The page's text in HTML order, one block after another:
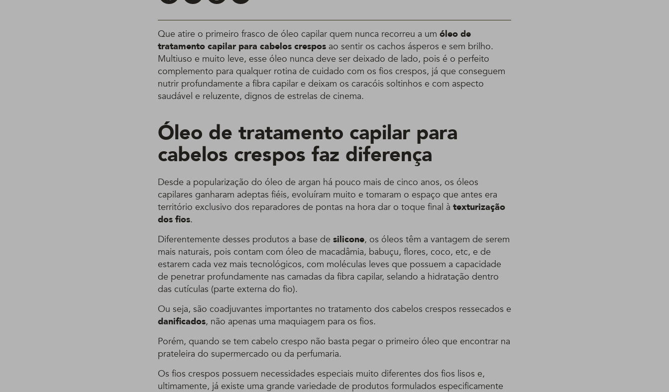
Que atire o primeiro frasco de óleo capilar quem nunca recorreu a um óleo de
tratamento capilar para cabelos crespos ao sentir os cachos ásperos e sem brilho.
Multiuso e muito leve, esse óleo nunca deve ser deixado de lado, pois é o perfeito
complemento para qualquer rotina de cuidado com os fios crespos, já que conseguem
nutrir profundamente a fibra capilar e deixam os caracóis soltinhos e com aspecto
saudável e reluzente, dignos de estrelas de cinema.
Óleo de tratamento capilar para
cabelos crespos faz diferença
Desde a popularização do óleo de argan há pouco mais de cinco anos, os óleos
capilares ganharam adeptas fiéis, evoluíram muito e tomaram o espaço que antes era
território exclusivo dos reparadores de pontas na hora dar o toque final à texturização
dos fios.
Diferentemente desses produtos a base de silicone, os óleos têm a vantagem de serem
mais naturais, pois contam com óleo de macadâmia, babuçu, flores, coco, etc, e de
estarem cada vez mais tecnológicos, com moléculas leves que possuem a capacidade
de penetrar profundamente nas camadas da fibra capilar, selando a hidratação dentro
das cutículas (parte externa do fio).
Ou seja, são coadjuvantes importantes no tratamento dos cabelos crespos ressecados e
danificados, não apenas uma maquiagem para os fios.
Porém, quando se tem cabelo crespo não basta pegar o primeiro óleo que encontrar na
prateleira do supermercado ou da perfumaria.
Os fios crespos possuem necessidades especiais muito diferentes dos fios lisos e,
ultimamente, já existe uma grande variedade de produtos formulados especificamente